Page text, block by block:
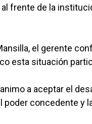
frente de la
el gerente
esta situación
a aceptar el
concedente y